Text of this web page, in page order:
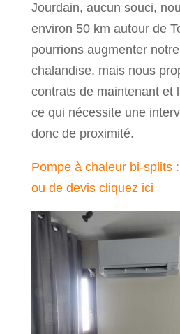
Jourdain, aucun souci,
environ 50 km autour de
pourrions augmenter
chalandise, mais nous
contrats de maintenant et
ce qui nécessite une
donc de proximité.
Pompe à chaleur bi-splits
ou de devis cliquez ici